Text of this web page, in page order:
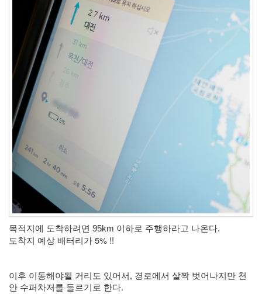
목적지에 도착하려면 95km 이하로 주행하라고 나온다.
도착지 예상 배터리가 5% !!
이후 이동해야될 거리도 있어서, 경로에서 살짝 벗어나지만 천
안 수퍼차저를 들르기로 한다.